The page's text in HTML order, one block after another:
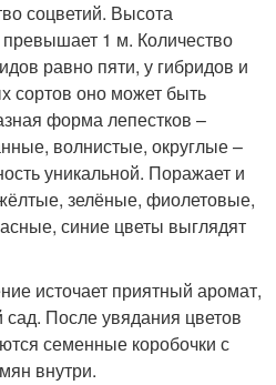
соцветий. Высота
превышает 1 м. Количество
равно пяти, у гибридов и
сортов оно может быть
форма лепестков –
волнистые, округлые –
уникальной. Поражает и
зелёные, фиолетовые,
синие цветы выглядят
источает приятный аромат,
После увядания цветов
семенные коробочки с
внутри.